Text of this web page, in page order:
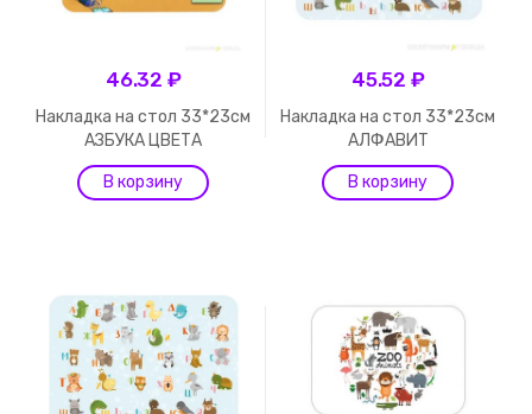
46.32 ₽
Накладка на стол 33*23см
АЗБУКА ЦВЕТА
45.52 ₽
Накладка на стол 33*23см
АЛФАВИТ